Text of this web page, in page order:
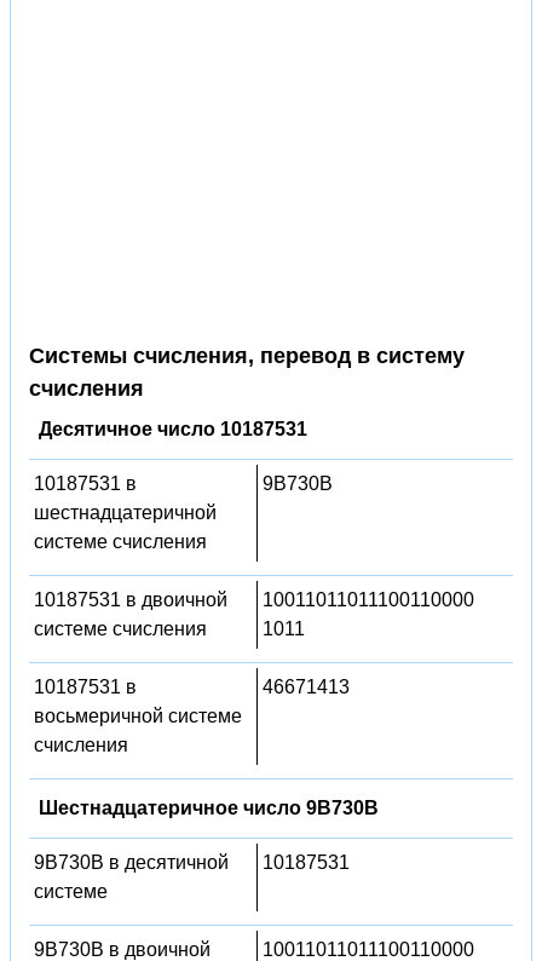
Системы счисления, перевод в систему
счисления
Десятичное число 10187531
10187531 в
шестнадцатеричной
системе счисления
9B730B
10187531 в двоичной
системе счисления
10011011011100110000
1011
10187531 в
восьмеричной системе
счисления
46671413
Шестнадцатеричное число 9B730B
9B730B в десятичной
системе
10187531
9B730B в двоичной
10011011011100110000